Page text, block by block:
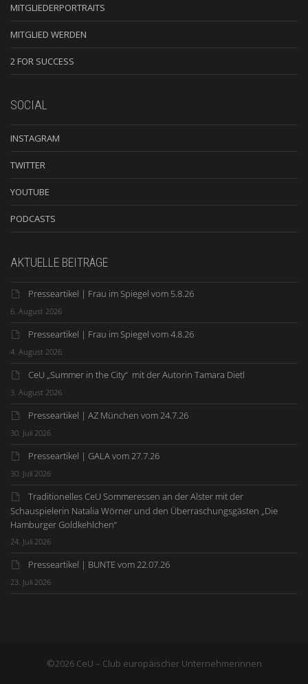
MITGLIEDERPORTRAITS
MITGLIED WERDEN
2 FOR SUCCESS
SOCIAL
INSTAGRAM
TWITTER
YOUTUBE
PODCASTS
AKTUELLE BEITRÄGE
Presseartikel | Frau im Spiegel vom 5.8.26
6. August 2026
Presseartikel | Frau im Spiegel vom 4.8.26
4. August 2026
CeU „Summer in the City“ mit der Autorin Tamara Dietl
3. August 2026
Presseartikel | AZ München vom 24.7.26
30. Juli 2026
Presseartikel | GALA vom 27.7.26
30. Juli 2026
Traditionelles CeU Sommeressen an der Alster mit der
Schauspielerin Natalia Wörner und den Überraschungsgästen „Die
Hamburger Goldkehlchen“
24. Juli 2026
Presseartikel | BUNTE vom 22.07.26
23. Juli 2026
©2026 CeU – Club europäischer Unternehmerinnen